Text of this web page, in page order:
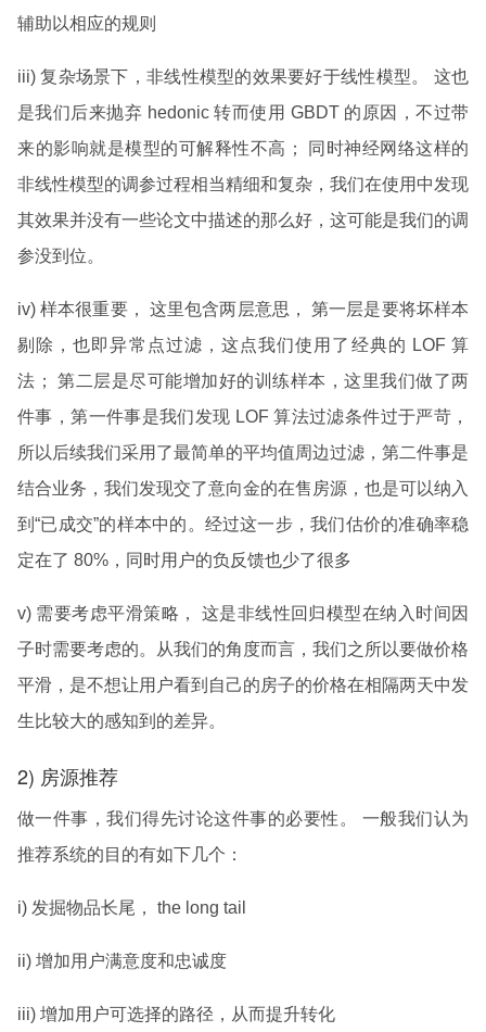
辅助以相应的规则
iii) 复杂场景下，非线性模型的效果要好于线性模型。 这也
是我们后来抛弃 hedonic 转而使用 GBDT 的原因，不过带
来的影响就是模型的可解释性不高； 同时神经网络这样的
非线性模型的调参过程相当精细和复杂，我们在使用中发现
其效果并没有一些论文中描述的那么好，这可能是我们的调
参没到位。
iv) 样本很重要， 这里包含两层意思， 第一层是要将坏样本
剔除，也即异常点过滤，这点我们使用了经典的 LOF 算
法； 第二层是尽可能增加好的训练样本，这里我们做了两
件事，第一件事是我们发现 LOF 算法过滤条件过于严苛，
所以后续我们采用了最简单的平均值周边过滤，第二件事是
结合业务，我们发现交了意向金的在售房源，也是可以纳入
到“已成交”的样本中的。经过这一步，我们估价的准确率稳
定在了 80%，同时用户的负反馈也少了很多
v) 需要考虑平滑策略， 这是非线性回归模型在纳入时间因
子时需要考虑的。从我们的角度而言，我们之所以要做价格
平滑，是不想让用户看到自己的房子的价格在相隔两天中发
生比较大的感知到的差异。
2) 房源推荐
做一件事，我们得先讨论这件事的必要性。 一般我们认为
推荐系统的目的有如下几个：
i) 发掘物品长尾， the long tail
ii) 增加用户满意度和忠诚度
iii) 增加用户可选择的路径，从而提升转化